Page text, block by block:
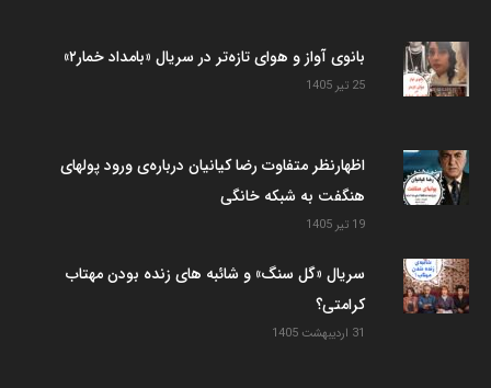
بانوی آواز و هوای تازه‌تر در سریال «بامداد خمار۲»
25 تیر 1405
اظهارنظر متفاوت رضا کیانیان درباره‌ی ورود پولهای
هنگفت به شبکه خانگی
19 تیر 1405
سریال «گل سنگ» و شائبه های زنده بودن مهتاب
کرامتی؟
31 اردیبهشت 1405